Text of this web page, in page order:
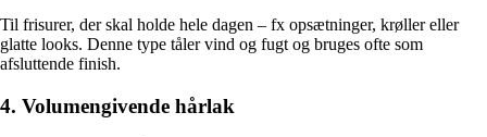
Til frisurer, der skal holde hele dagen – fx opsætninger, krøller eller
glatte looks. Denne type tåler vind og fugt og bruges ofte som
afsluttende finish.
4. Volumengivende hårlak